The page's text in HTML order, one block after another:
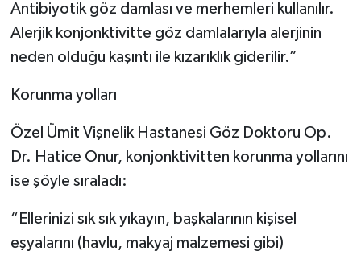
Antibiyotik göz damlası ve merhemleri kullanılır.
Alerjik konjonktivitte göz damlalarıyla alerjinin
neden olduğu kaşıntı ile kızarıklık giderilir.”
Korunma yolları
Özel Ümit Vişnelik Hastanesi Göz Doktoru Op.
Dr. Hatice Onur, konjonktivitten korunma yollarını
ise şöyle sıraladı:
“Ellerinizi sık sık yıkayın, başkalarının kişisel
eşyalarını (havlu, makyaj malzemesi gibi)